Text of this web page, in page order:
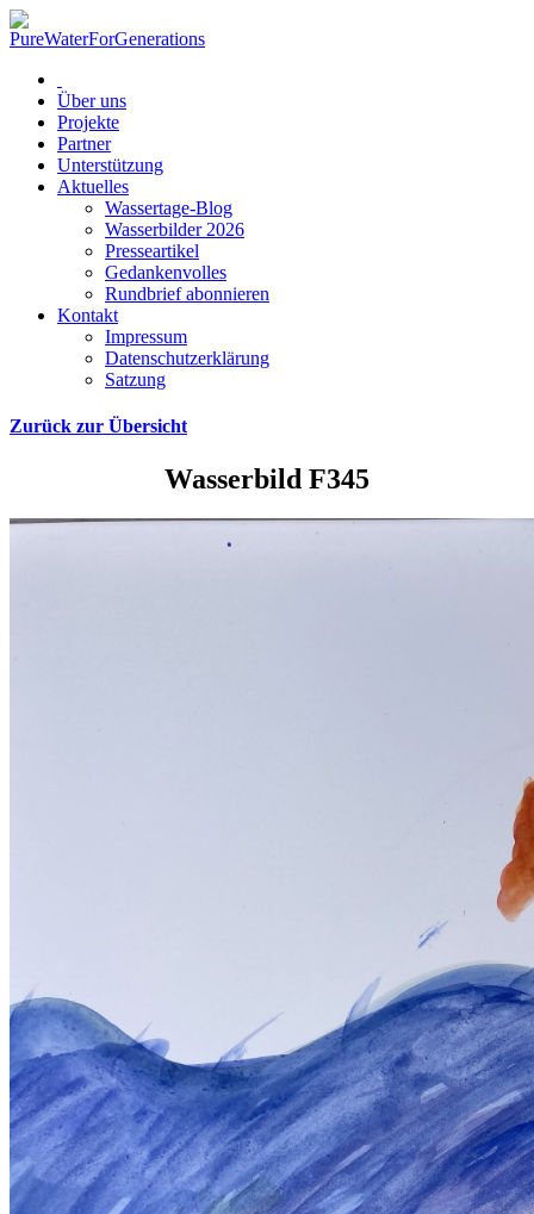
Über uns
Projekte
Partner
Unterstützung
Aktuelles
Wassertage-Blog
Wasserbilder 2026
Presseartikel
Gedankenvolles
Rundbrief abonnieren
Kontakt
Impressum
Datenschutzerklärung
Satzung
Zurück zur Übersicht
Wasserbild F345